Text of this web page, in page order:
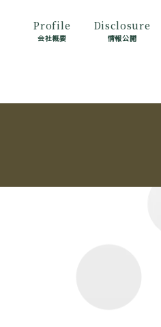
Profile
会社概要
Disclosure
情報公開